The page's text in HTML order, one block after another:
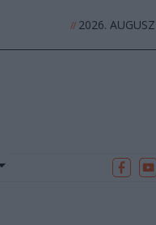
//2026.
ARCHÍVUM